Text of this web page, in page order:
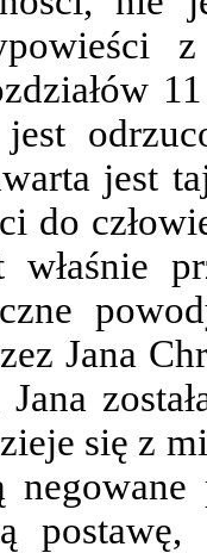
jest
do
właśnie
Jana
się z